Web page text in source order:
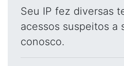
Seu IP fez diversas
acessos suspeitos a
conosco.